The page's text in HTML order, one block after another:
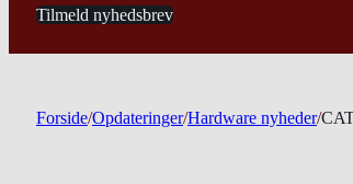
Tilmeld nyhedsbrev
Forside/Opdateringer/Hardware nyheder/